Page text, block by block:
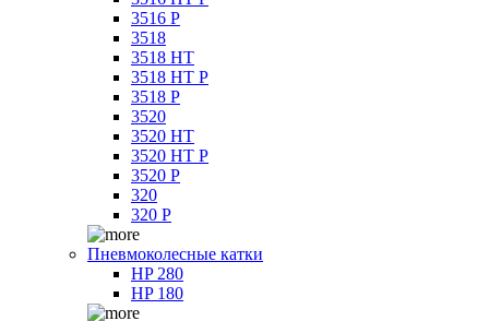
3516 P
3518
3518 HT
3518 HT P
3518 P
3520
3520 HT
3520 HT P
3520 P
320
320 P
Пневмоколесные катки
HP 280
HP 180